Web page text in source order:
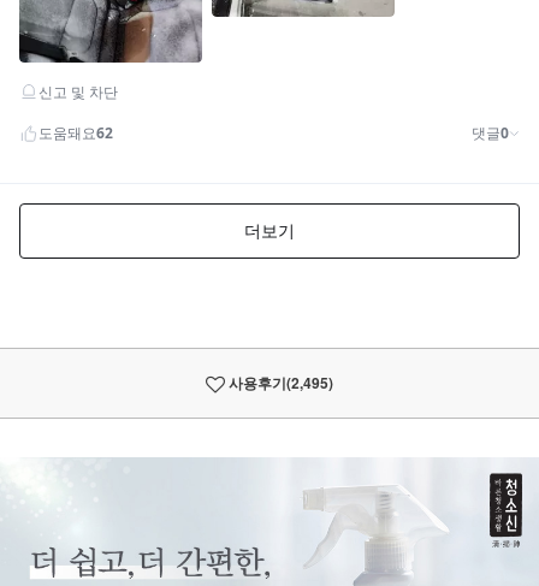
사용후기(2,495)